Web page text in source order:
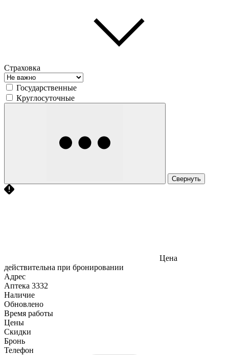
Страховка
Государственные
Круглосуточные
Свернуть
Цена
действительна при бронировании
Адрес
Аптека 3332
Наличие
Обновлено
Время работы
Цены
Скидки
Бронь
Телефон